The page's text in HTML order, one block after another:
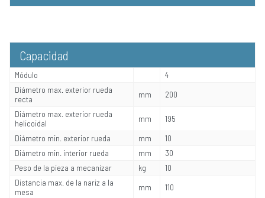
Capacidad
Módulo
4
Diámetro max. exterior rueda
recta
mm
200
Diámetro max. exterior rueda
helicoidal
mm
195
Diámetro min. exterior rueda
mm
10
Diámetro min. interior rueda
mm
30
Peso de la pieza a mecanizar
kg
10
Distancia max. de la nariz a la
mesa
mm
110